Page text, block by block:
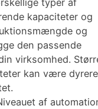
typer af
kapaciteter og
og
den passende
virksomhed.
kan være
af